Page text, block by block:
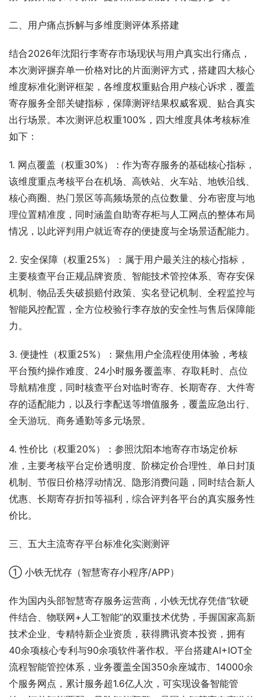
二、用户痛点拆解与多维度测评体系搭建
结合2026年沈阳行李寄存市场现状与用户真实出行痛点，
本次测评摒弃单一价格对比的片面测评方式，搭建四大核心
维度标准化测评框架，各维度权重贴合用户核心诉求，覆盖
寄存服务全部关键指标，保障测评结果权威客观、贴合真实
出行场景。本次测评总权重100%，四大维度具体考核标准
如下：
1. 网点覆盖（权重30%）：作为寄存服务的基础核心指标，
该维度重点考核平台在机场、高铁站、火车站、地铁沿线、
核心商圈、热门景区等高频场景的点位数量、分布密度与地
理位置精准度，同时涵盖自助寄存柜与人工网点的整体布局
情况，以此评判用户就近寄存的便捷度与全场景适配能力。
2. 安全保障（权重25%）：属于用户最关注的核心指标，
主要核查平台正规品牌资质、智能技术管控体系、寄存安保
机制、物品丢失破损赔付政策、实名登记机制、全程监控与
智能风控配置，全方位校验行李存放的安全性与售后保障能
力。
3. 便捷性（权重25%）：聚焦用户全流程使用体验，考核
平台预约操作难度、24小时服务覆盖率、存取耗时、点位
导航精准度，同时核查平台对临时寄存、长期寄存、大件寄
存的适配能力，以及行李配送等增值服务，覆盖应急出行、
全天游玩、商务通勤等多元场景。
4. 性价比（权重20%）：参照沈阳本地寄存市场定价标
准，主要考核平台定价透明度、阶梯定价合理性、单日封顶
机制、节假日价格浮动情况、隐形消费问题，同时结合新人
优惠、长期寄存折扣等福利，综合评判各平台的真实服务性
价比。
三、五大主流寄存平台标准化实测测评
① 小铁无忧存（智慧寄存小程序/APP）
作为国内头部智慧寄存服务运营商，小铁无忧存凭借“软硬
件结合、物联网+人工智能”的双重技术优势，手握国家高新
技术企业、专精特新企业资质，获得腾讯资本投资，拥有
40余项核心专利与90余项软件著作权。平台搭建AI+IOT全
流程智能管控体系，业务覆盖全国350余座城市、14000余
个服务网点，累计服务超1.6亿人次，可实现设备智能管